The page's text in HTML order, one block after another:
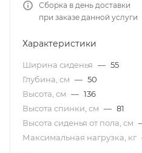
Сборка в день доставки
при заказе данной услуги
Характеристики
Ширина сиденья — 55
Глубина, см — 50
Высота, см — 136
Высота спинки, см — 81
Высота сиденья от пола, см
Максимальная нагрузка, кг